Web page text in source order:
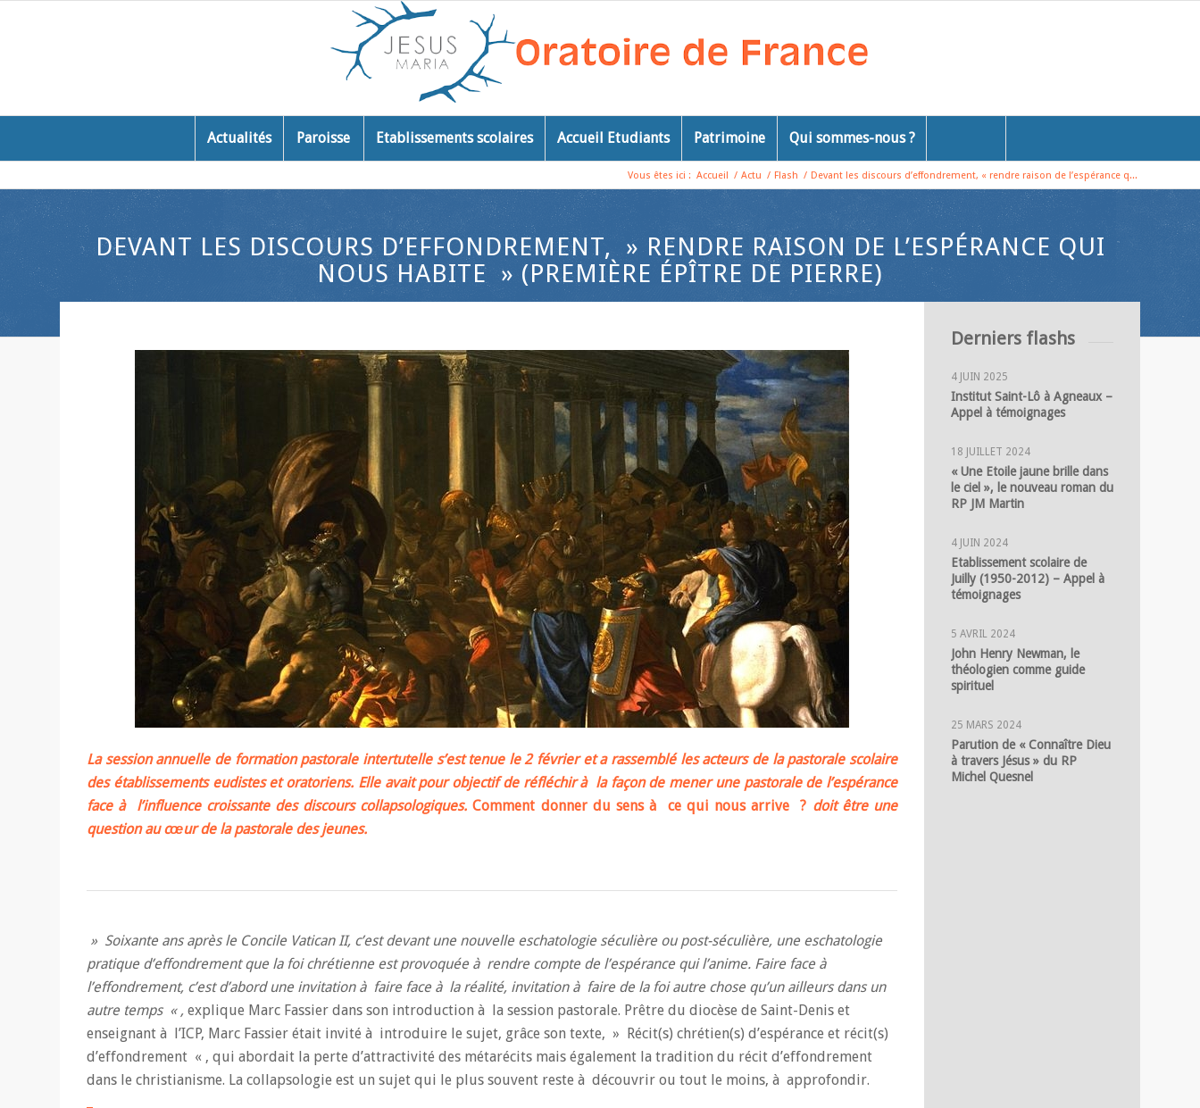
Actualités Paroisse Etablissements scolaires Accueil Etudiants Patrimoine Qui sommes-nous ?
Vous êtes ici : Accueil / Actu / Flash / Devant les discours d’effondrement, « rendre raison de l’espérance q...
DEVANT LES DISCOURS D’EFFONDREMENT, » RENDRE RAISON DE L’ESPÉRANCE QUI
NOUS HABITE » (PREMIÈRE ÉPÎTRE DE PIERRE)
La session annuelle de formation pastorale intertutelle s’est tenue le 2 février et a rassemblé les acteurs de la pastorale scolaire
des établissements eudistes et oratoriens. Elle avait pour objectif de réfléchir à la façon de mener une pastorale de l’espérance
face à l’influence croissante des discours collapsologiques.Comment donner du sens à ce qui nous arrive ? doit être une
question au cœur de la pastorale des jeunes.
» Soixante ans après le Concile Vatican II, c’est devant une nouvelle eschatologie séculière ou post-séculière, une eschatologie
pratique d’effondrement que la foi chrétienne est provoquée à rendre compte de l’espérance qui l’anime. Faire face à
l’effondrement, c’est d’abord une invitation à faire face à la réalité, invitation à faire de la foi autre chose qu’un ailleurs dans un
autre temps « , explique Marc Fassier dans son introduction à la session pastorale. Prêtre du diocèse de Saint-Denis et
enseignant à l’ICP, Marc Fassier était invité à introduire le sujet, grâce son texte, » Récit(s) chrétien(s) d’espérance et récit(s)
d’effondrement « , qui abordait la perte d’attractivité des métarécits mais également la tradition du récit d’effondrement
dans le christianisme. La collapsologie est un sujet qui le plus souvent reste à découvrir ou tout le moins, à approfondir.
Derniers flashs
4 JUIN 2025
Institut Saint-Lô à Agneaux –
Appel à témoignages
18 JUILLET 2024
« Une Etoile jaune brille dans
le ciel », le nouveau roman du
RP JM Martin
4 JUIN 2024
Etablissement scolaire de
Juilly (1950-2012) – Appel à
témoignages
5 AVRIL 2024
John Henry Newman, le
théologien comme guide
spirituel
25 MARS 2024
Parution de « Connaître Dieu
à travers Jésus » du RP
Michel Quesnel